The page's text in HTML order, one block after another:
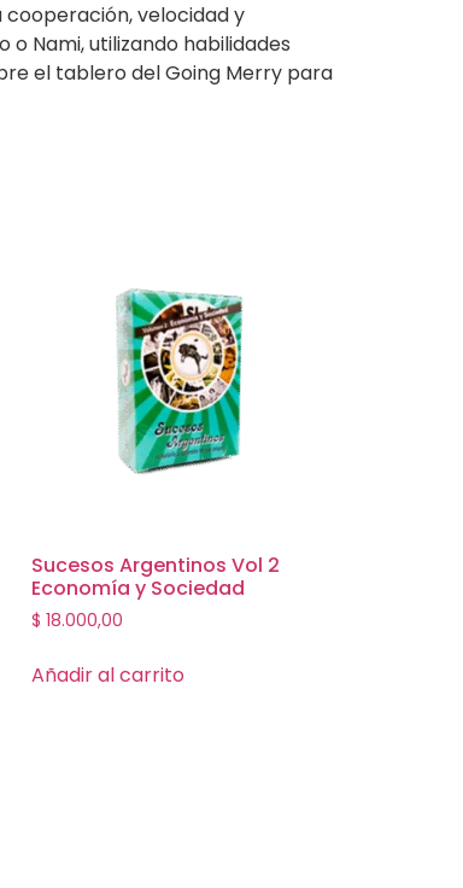
cooperación, velocidad y
o Nami, utilizando habilidades
el tablero del Going Merry para
Sucesos Argentinos Vol 2
Economía y Sociedad
$ 18.000,00
Añadir al carrito